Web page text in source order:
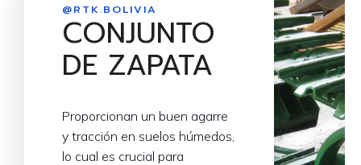
@RTK.BOLIVIA
CONJUNTO
DE ZAPATA
Proporcionan un buen agarre
y tracción en suelos húmedos,
lo cual es crucial para